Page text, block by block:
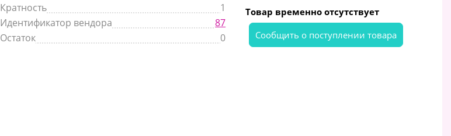
Кратность
1
Идентификатор вендора
87
Остаток
0
Товар временно отсутствует
Cообщить о поступлении товара